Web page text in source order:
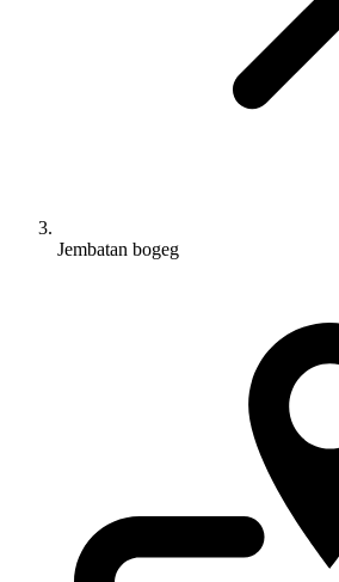
Jembatan bogeg